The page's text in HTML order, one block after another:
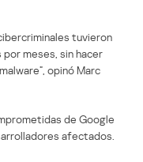
tuvieron
meses, sin hacer
opinó Marc
de Google
afectados.